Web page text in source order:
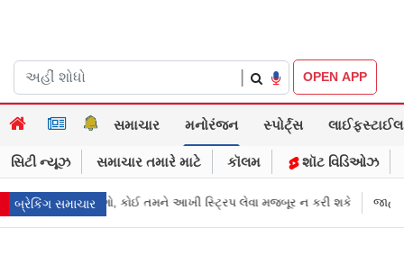
OPEN APP
સમાચાર મનોરંજન સ્પોર્ટ્સ લાઈફસ્ટાઈલ
સિટી ન્યૂઝ સમાચાર તમારે માટે કૉલમ શૉટ વિડિઓઝ
બ્રેકિંગ સમાચાર
તો એક જ માગો, કોઈ તમને આખી સ્ટ્રિપ લેવા મજબૂર ન કરી શકે